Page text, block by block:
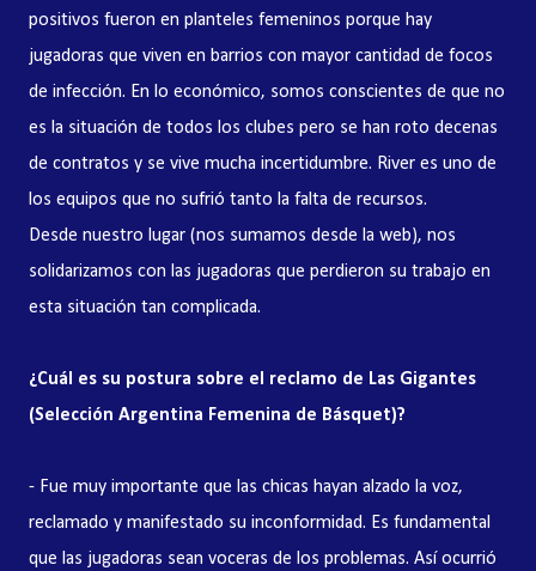
positivos fueron en planteles femeninos porque hay
jugadoras que viven en barrios con mayor cantidad de focos
de infección. En lo económico, somos conscientes de que no
es la situación de todos los clubes pero se han roto decenas
de contratos y se vive mucha incertidumbre. River es uno de
los equipos que no sufrió tanto la falta de recursos.
Desde nuestro lugar (nos sumamos desde la web), nos
solidarizamos con las jugadoras que perdieron su trabajo en
esta situación tan complicada.
¿Cuál es su postura sobre el reclamo de Las Gigantes
(Selección Argentina Femenina de Básquet)?
- Fue muy importante que las chicas hayan alzado la voz,
reclamado y manifestado su inconformidad. Es fundamental
que las jugadoras sean voceras de los problemas. Así ocurrió